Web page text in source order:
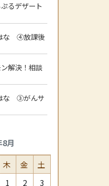
るデザート
な ④放課後
ン解決！相談
な ③がんサ
月
木 金
土
1
2 3